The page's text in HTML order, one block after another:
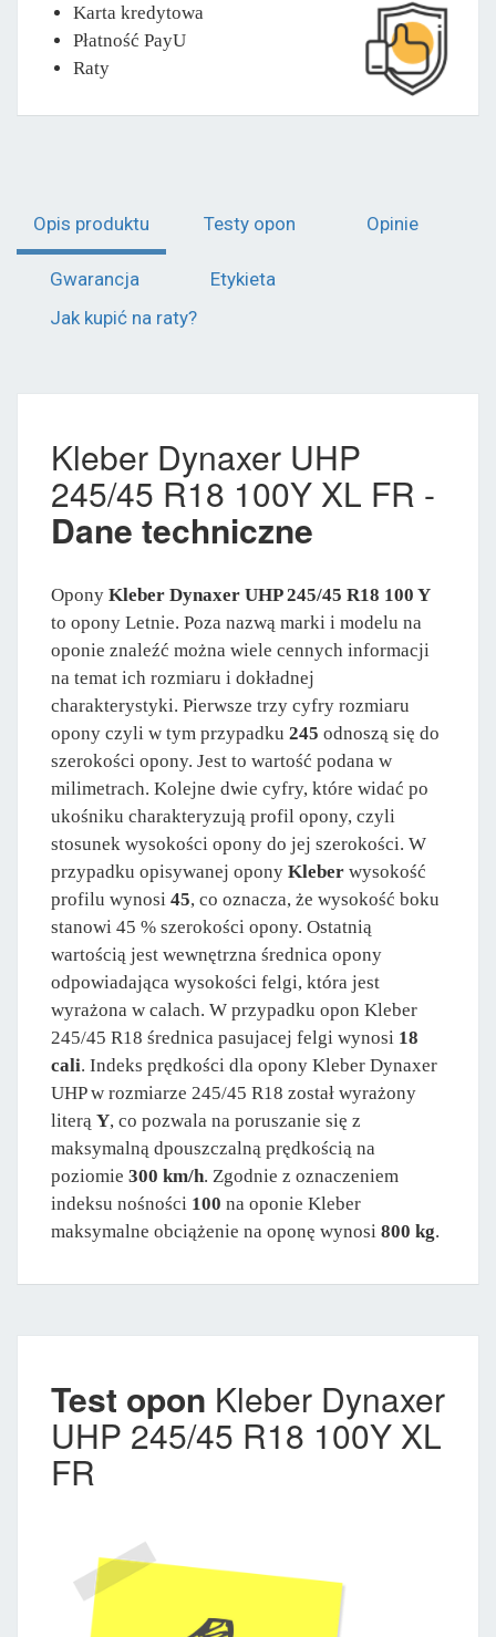
Karta kredytowa
Płatność PayU
Raty
Opis produktu Testy opon Opinie
Gwarancja
Etykieta
Jak kupić na raty?
Kleber Dynaxer UHP
245/45 R18 100Y XL FR -
Dane techniczne
Opony Kleber Dynaxer UHP 245/45 R18 100 Y
to opony Letnie. Poza nazwą marki i modelu na
oponie znaleźć można wiele cennych informacji
na temat ich rozmiaru i dokładnej
charakterystyki. Pierwsze trzy cyfry rozmiaru
opony czyli w tym przypadku 245 odnoszą się do
szerokości opony. Jest to wartość podana w
milimetrach. Kolejne dwie cyfry, które widać po
ukośniku charakteryzują profil opony, czyli
stosunek wysokości opony do jej szerokości. W
przypadku opisywanej opony Kleber wysokość
profilu wynosi 45, co oznacza, że wysokość boku
stanowi 45 % szerokości opony. Ostatnią
wartością jest wewnętrzna średnica opony
odpowiadająca wysokości felgi, która jest
wyrażona w calach. W przypadku opon Kleber
245/45 R18 średnica pasujacej felgi wynosi 18
cali. Indeks prędkości dla opony Kleber Dynaxer
UHP w rozmiarze 245/45 R18 został wyrażony
literą Y, co pozwala na poruszanie się z
maksymalną dpouszczalną prędkością na
poziomie 300 km/h. Zgodnie z oznaczeniem
indeksu nośności 100 na oponie Kleber
maksymalne obciążenie na oponę wynosi 800 kg.
Test opon Kleber Dynaxer
UHP 245/45 R18 100Y XL
FR